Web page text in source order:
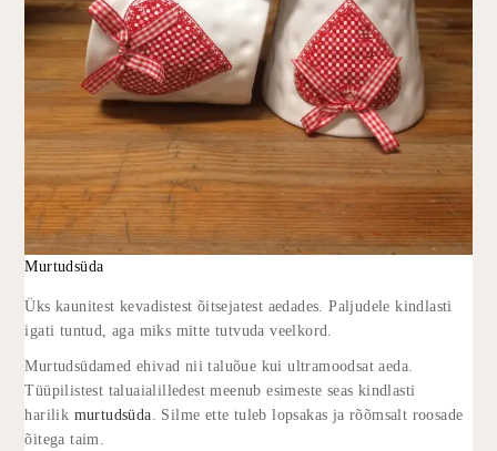
Murtudsüda
Üks kaunitest kevadistest õitsejatest aedades. Paljudele kindlasti
igati tuntud, aga miks mitte tutvuda veelkord.
Murtudsüdamed ehivad nii taluõue kui ultramoodsat aeda.
Tüüpilistest taluaialilledest meenub esimeste seas kindlasti
harilik murtudsüda . Silme ette tuleb lopsakas ja rõõmsalt roosade
õitega taim.